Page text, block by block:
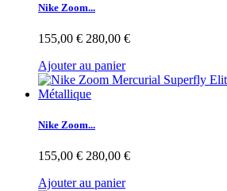
Nike Zoom...
155,00 € 280,00 €
Ajouter au panier
Nike Zoom...
155,00 € 280,00 €
Ajouter au panier